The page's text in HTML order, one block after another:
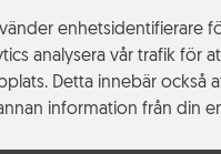
enhetsidentifierare
analysera vår trafik för
Detta innebär också
information från din